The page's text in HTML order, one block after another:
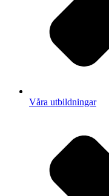
Våra utbildningar